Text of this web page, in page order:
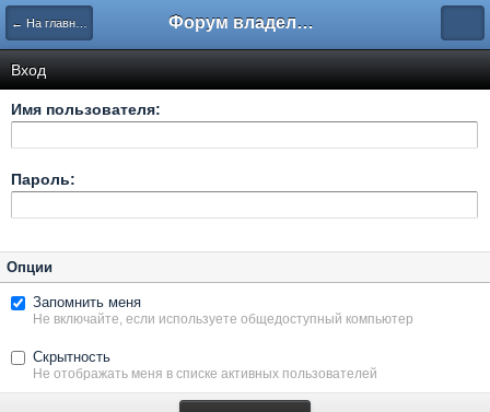
← На главную Форум владельцев интернет-магазинов
Вход
Имя пользователя:
Пароль:
Опции
Запомнить меня
Не включайте, если используете общедоступный компьютер
Скрытность
Не отображать меня в списке активных пользователей